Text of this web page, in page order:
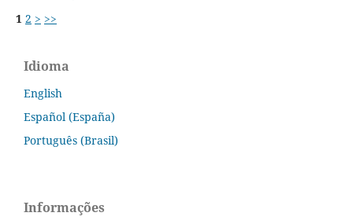
1 2 > >>
Idioma
English
Español (España)
Português (Brasil)
Informações